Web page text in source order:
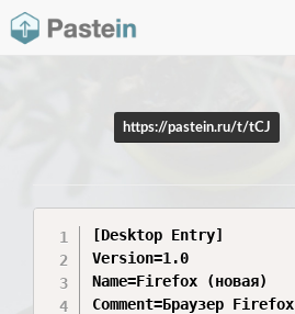
https://pastein.ru/t/tCJ
[Desktop Entry]
Version=1.0
Name=Firefox (новая)
Comment=Браузер Firefox